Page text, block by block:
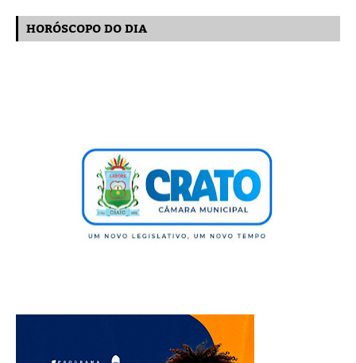
HORÓSCOPO DO DIA